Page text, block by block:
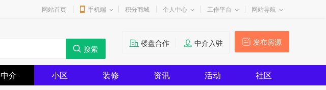
网站首页 手机端 积分商城 个人中心 工作平台 网站导航
发布房源
楼盘合作 中介入驻
中介 小区 装修 资讯 活动 社区